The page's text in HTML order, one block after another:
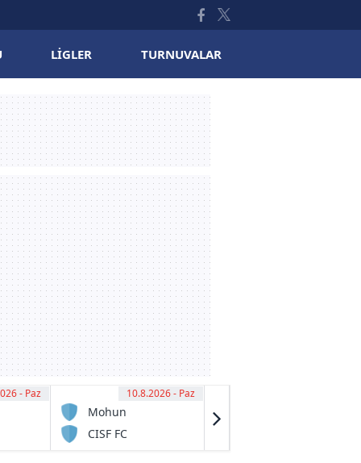
LIGLER TURNUVALAR
- Paz 13:30
10.8.2026 - Paz
Mohun
Bagan SG
CISF FC